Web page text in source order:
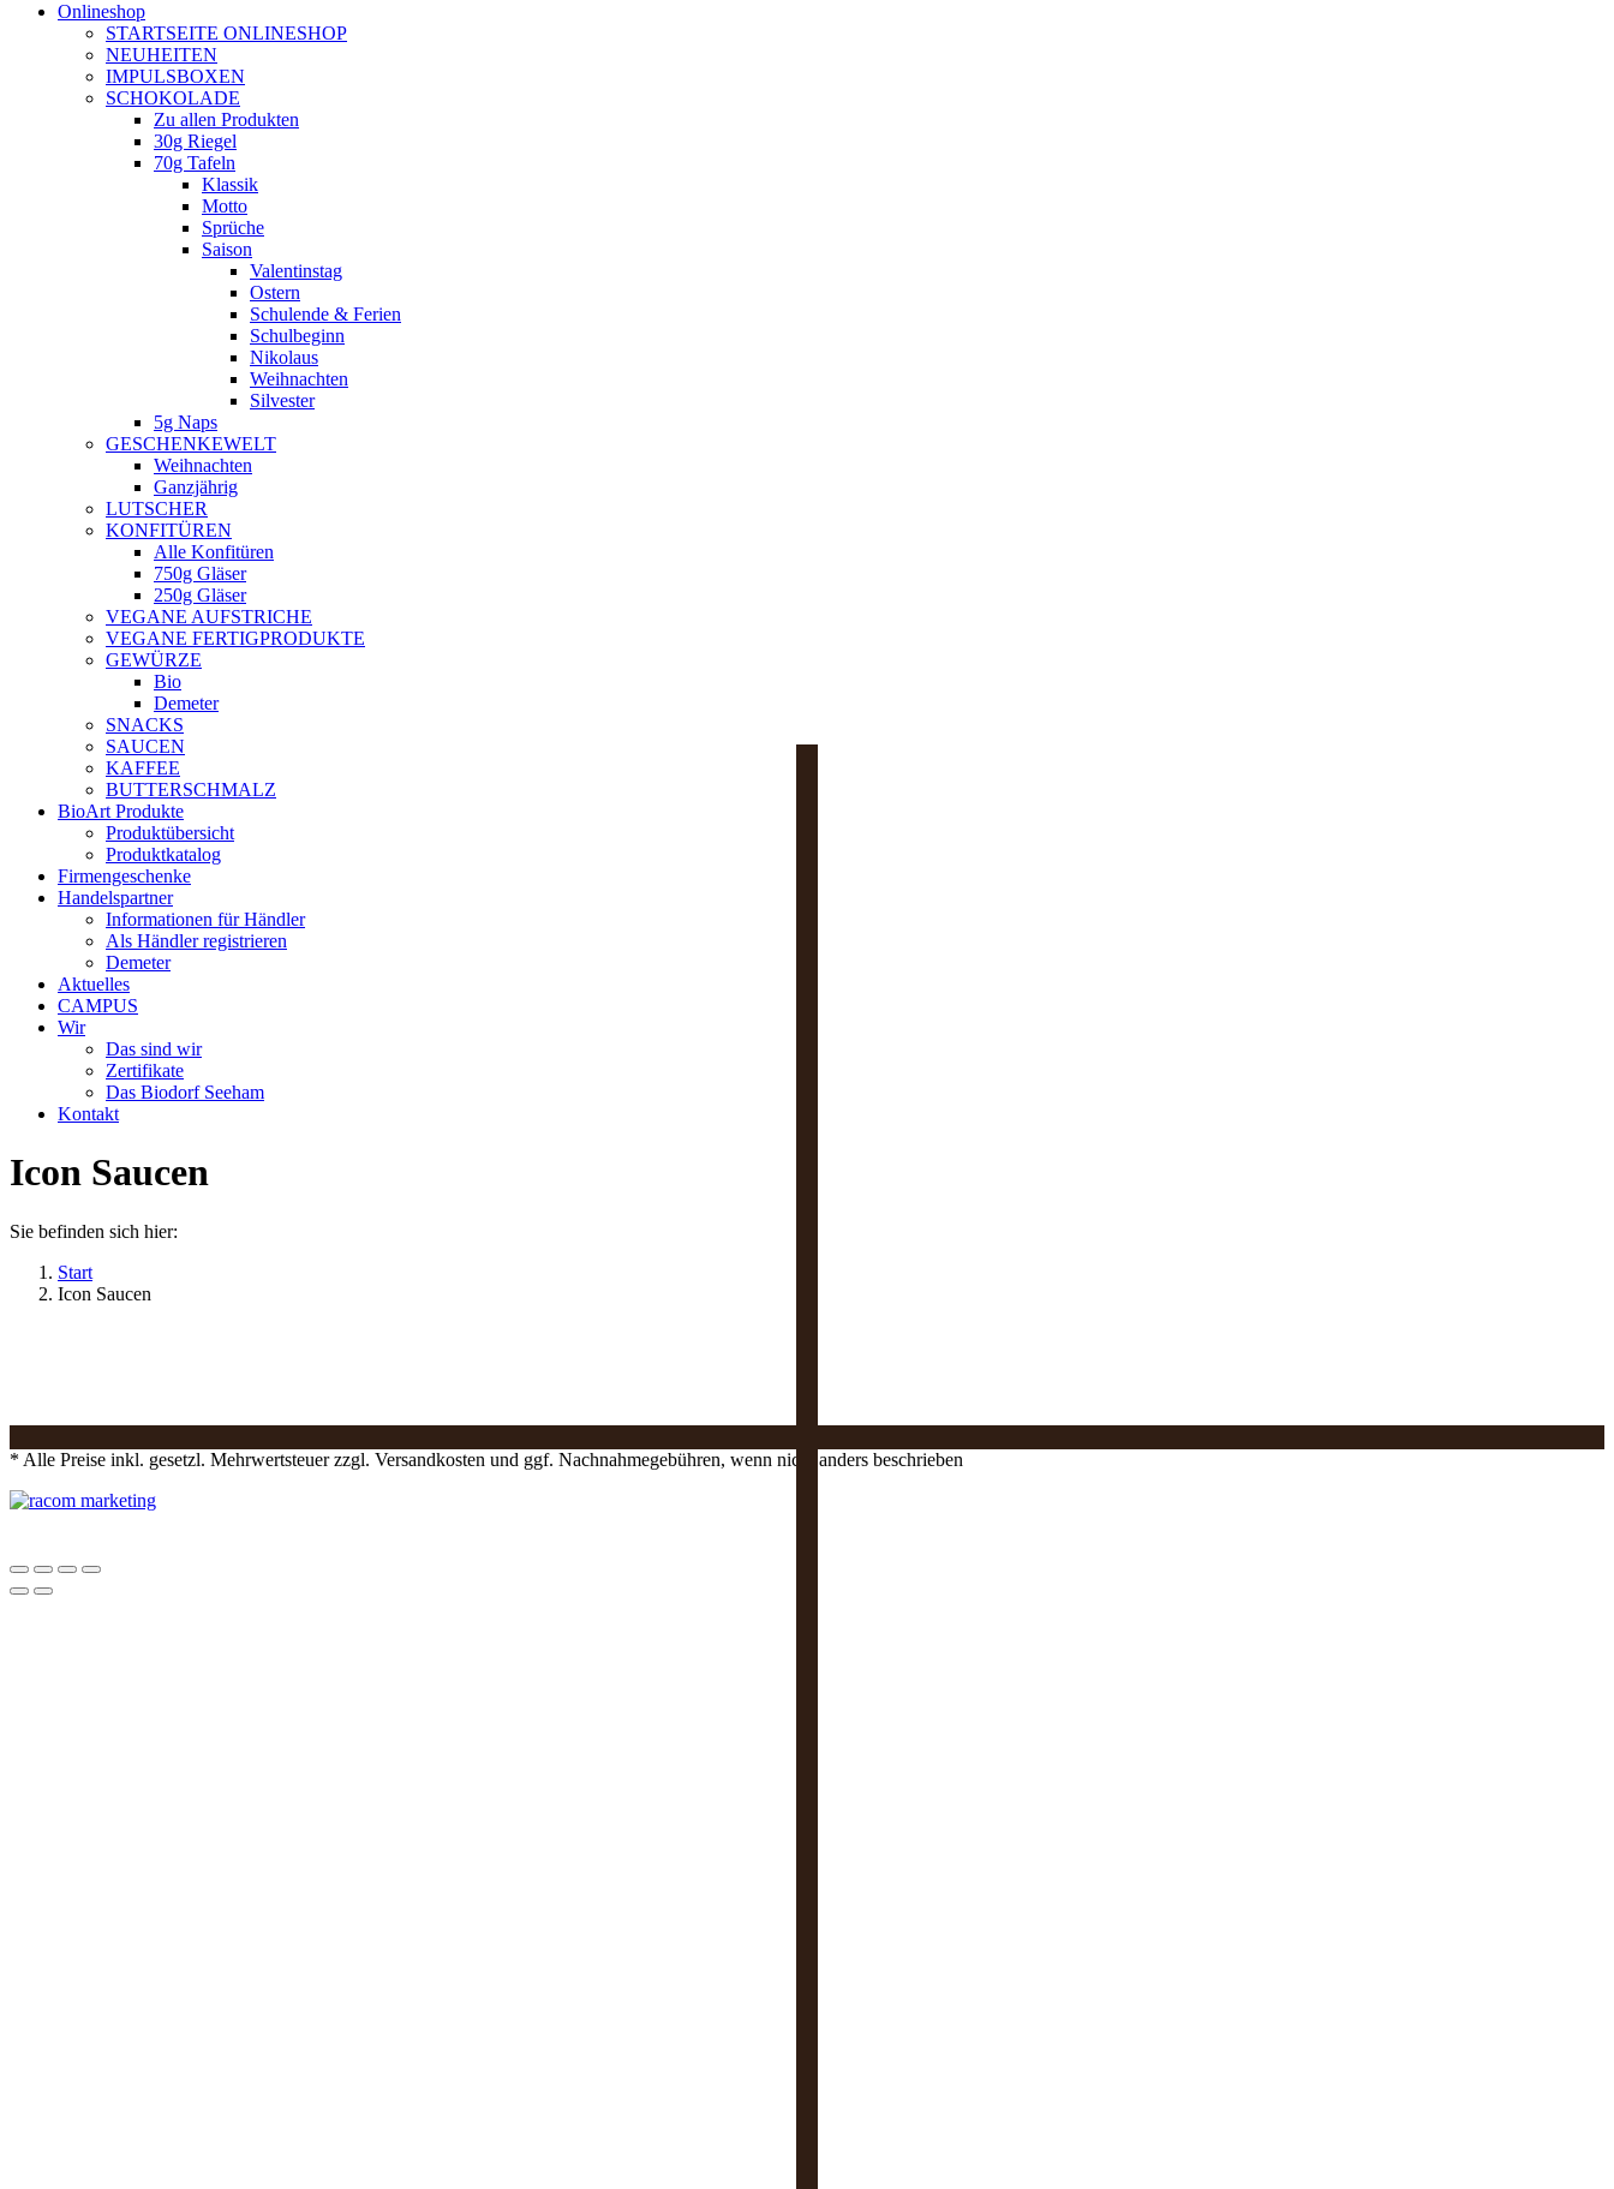
opensOnlineshop
STARTSEITE ONLINESHOP
NEUHEITEN
IMPULSBOXEN
SCHOKOLADE
Zu allen Produkten
30g Riegel
70g Tafeln
Klassik
Motto
Sprüche
Saison
Valentinstag
Ostern
Schulende & Ferien
Schulbeginn
Nikolaus
Weihnachten
Silvester
5g Naps
GESCHENKEWELT
Weihnachten
Ganzjährig
LUTSCHER
KONFITÜREN
Alle Konfitüren
750g Gläser
250g Gläser
VEGANE AUFSTRICHE
VEGANE FERTIGPRODUKTE
GEWÜRZE
Bio
Demeter
SNACKS
SAUCEN
KAFFEE
BUTTERSCHMALZ
BioArt Produkte
Produktübersicht
Produktkatalog
Firmengeschenke
Handelspartner
Informationen für Händler
Als Händler registrieren
Demeter
Aktuelles
CAMPUS
Wir
Das sind wir
Zertifikate
Das Biodorf Seeham
Kontakt
Icon Saucen
Sie befinden sich hier:
Start
Icon Saucen
* Alle Preise inkl. gesetzl. Mehrwertsteuer zzgl. Versandkosten und ggf. Nachnahmegebühren, wenn nicht anders beschrieben